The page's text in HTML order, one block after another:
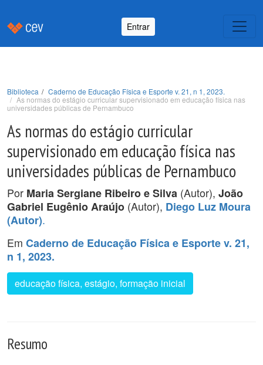
Entrar
Biblioteca
Caderno de Educação Física e Esporte v. 21, n 1, 2023.
As normas do estágio curricular supervisionado em educação física nas
universidades públicas de Pernambuco
As normas do estágio curricular
supervisionado em educação física nas
universidades públicas de Pernambuco
Por Maria Sergiane Ribeiro e Silva (Autor), João
Gabriel Eugênio Araújo (Autor), Diego Luz Moura
(Autor).
Em Caderno de Educação Física e Esporte v. 21,
n 1, 2023.
educação física, estágio, formação inicial
Resumo